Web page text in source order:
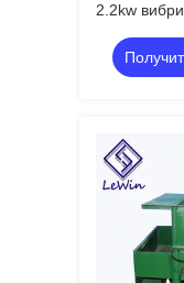
2.2kw